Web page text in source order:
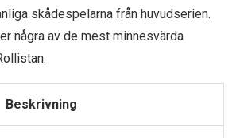
skådespelarna från huvudserien.
några av de mest minnesvärda
Beskrivning